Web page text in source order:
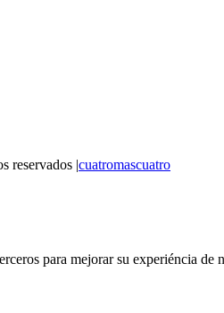
reservados |cuatromascuatro
para mejorar su experiéncia de